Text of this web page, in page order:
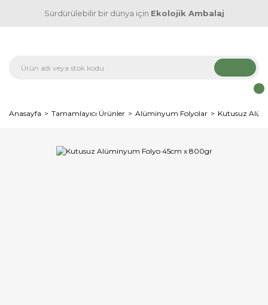
Sürdürülebilir bir dünya için Ekolojik Ambalaj
Anasayfa Tamamlayıcı Ürünler Alüminyum Folyolar Kutusuz